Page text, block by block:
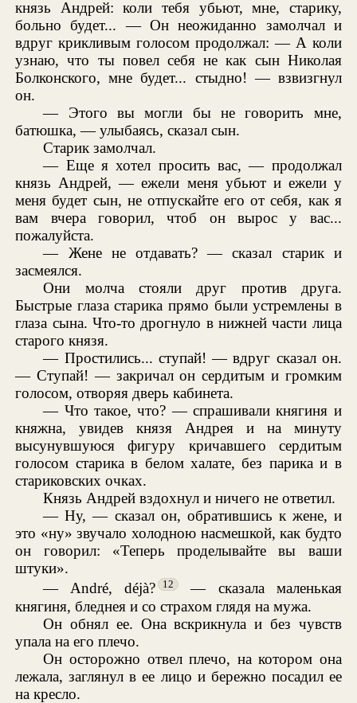
князь Андрей: коли тебя убьют, мне, старику,
больно будет... — Он неожиданно замолчал и
вдруг крикливым голосом продолжал: — А коли
узнаю, что ты повел себя не как сын Николая
Болконского, мне будет... стыдно! — взвизгнул
он.
— Этого вы могли бы не говорить мне,
батюшка, — улыбаясь, сказал сын.
Старик замолчал.
— Еще я хотел просить вас, — продолжал
князь Андрей, — ежели меня убьют и ежели у
меня будет сын, не отпускайте его от себя, как я
вам вчера говорил, чтоб он вырос у вас...
пожалуйста.
— Жене не отдавать? — сказал старик и
засмеялся.
Они молча стояли друг против друга.
Быстрые глаза старика прямо были устремлены в
глаза сына. Что-то дрогнуло в нижней части лица
старого князя.
— Простились... ступай! — вдруг сказал он.
— Ступай! — закричал он сердитым и громким
голосом, отворяя дверь кабинета.
— Что такое, что? — спрашивали княгиня и
княжна, увидев князя Андрея и на минуту
высунувшуюся фигуру кричавшего сердитым
голосом старика в белом халате, без парика и в
стариковских очках.
Князь Андрей вздохнул и ничего не ответил.
— Ну, — сказал он, обратившись к жене, и
это «ну» звучало холодною насмешкой, как будто
он говорил: «Теперь проделывайте вы ваши
штуки».
— André, déjà?
12
— сказала маленькая
княгиня, бледнея и со страхом глядя на мужа.
Он обнял ее. Она вскрикнула и без чувств
упала на его плечо.
Он осторожно отвел плечо, на котором она
лежала, заглянул в ее лицо и бережно посадил ее
на кресло.